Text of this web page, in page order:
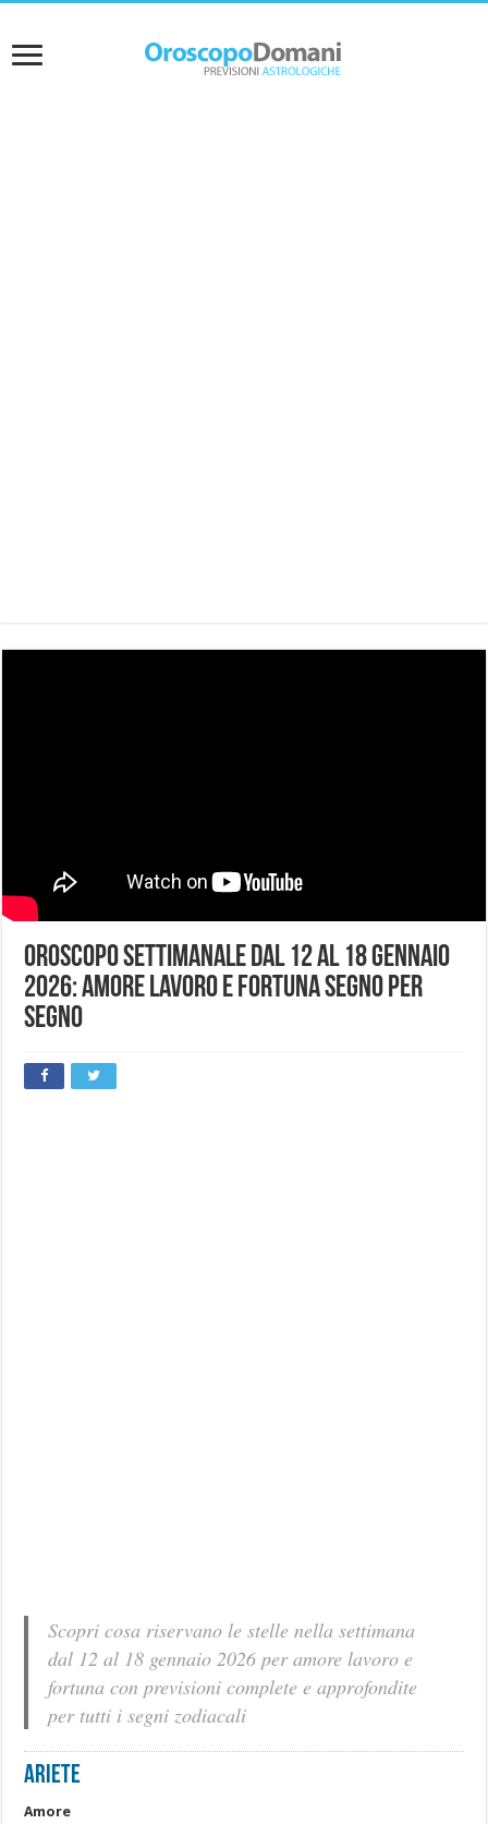
Oroscopo settimanale dal 12 al 18 gennaio
2026: amore lavoro e fortuna segno per
segno
Scopri cosa riservano le stelle nella settimana
dal 12 al 18 gennaio 2026 per amore lavoro e
fortuna con previsioni complete e approfondite
per tutti i segni zodiacali
ARIETE
Amore